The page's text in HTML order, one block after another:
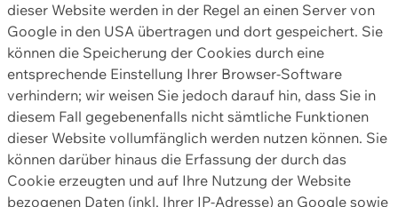
dieser Website werden in der Regel an einen Server von
Google in den USA übertragen und dort gespeichert. Sie
können die Speicherung der Cookies durch eine
entsprechende Einstellung Ihrer Browser-Software
verhindern; wir weisen Sie jedoch darauf hin, dass Sie in
diesem Fall gegebenenfalls nicht sämtliche Funktionen
dieser Website vollumfänglich werden nutzen können. Sie
können darüber hinaus die Erfassung der durch das
Cookie erzeugten und auf Ihre Nutzung der Website
bezogenen Daten (inkl. Ihrer IP-Adresse) an Google sowie